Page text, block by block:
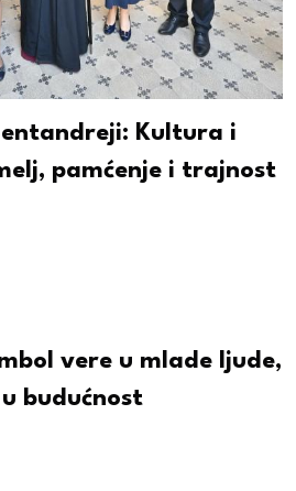
Kultura i
pamćenje i trajnost
vere u mlade ljude,
budućnost